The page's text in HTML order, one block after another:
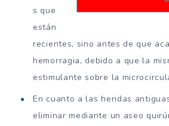
s que
están
recientes, sino antes de que
hemorragia, debido a que la
estimulante sobre la
En cuanto a las heridas
eliminar mediante un aseo